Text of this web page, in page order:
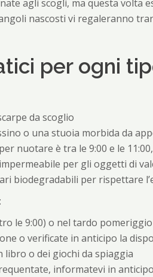
agli scogli, ma questa volta
nascosti vi regaleranno
per ogni
da scoglio
o una stuoia morbida da
nuotare è tra le 9:00 e le
per gli oggetti di
biodegradabili per rispettare
:
le 9:00) o nel tardo
o verificate in anticipo la
libro o dei giochi da spiaggia
informatevi in